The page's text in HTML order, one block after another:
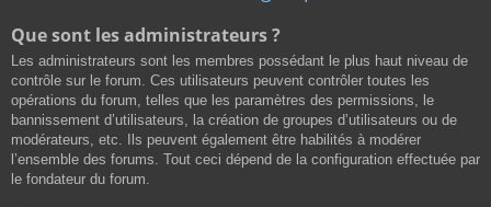
Que sont les administrateurs ?
Les administrateurs sont les membres possédant le plus haut niveau de
contrôle sur le forum. Ces utilisateurs peuvent contrôler toutes les
opérations du forum, telles que les paramètres des permissions, le
bannissement d’utilisateurs, la création de groupes d’utilisateurs ou de
modérateurs, etc. Ils peuvent également être habilités à modérer
l’ensemble des forums. Tout ceci dépend de la configuration effectuée par
le fondateur du forum.